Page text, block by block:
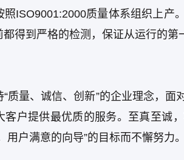
照ISO9001:2000质量体系组织上产
得到严格的检测，保证从运行的第
质量、诚信、创新”的企业理念，
客户提供最优质的服务。至真至诚
用户满意的向导”的目标而不懈努力。